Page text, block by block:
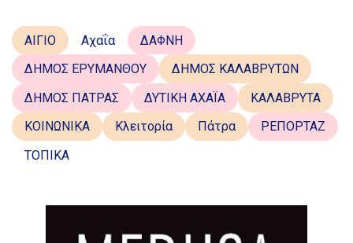
ΑΙΓΙΟ Αχαΐα
ΔΑΦΝΗ
ΔΗΜΟΣ ΕΡΥΜΑΝΘΟΥ
ΔΗΜΟΣ ΚΑΛΑΒΡΥΤΩΝ
ΔΗΜΟΣ ΠΑΤΡΑΣ
ΔΥΤΙΚΗ ΑΧΑΪΑ
ΚΑΛΑΒΡΥΤΑ
ΚΟΙΝΩΝΙΚΑ
Κλειτορία Πάτρα
ΡΕΠΟΡΤΑΖ
ΤΟΠΙΚΑ